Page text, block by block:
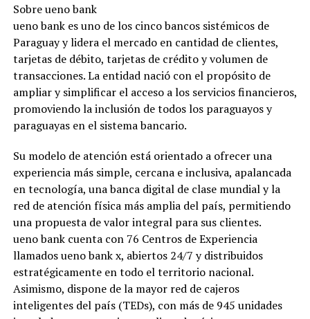
Sobre ueno bank
ueno bank es uno de los cinco bancos sistémicos de
Paraguay y lidera el mercado en cantidad de clientes,
tarjetas de débito, tarjetas de crédito y volumen de
transacciones. La entidad nació con el propósito de
ampliar y simplificar el acceso a los servicios financieros,
promoviendo la inclusión de todos los paraguayos y
paraguayas en el sistema bancario.
Su modelo de atención está orientado a ofrecer una
experiencia más simple, cercana e inclusiva, apalancada
en tecnología, una banca digital de clase mundial y la
red de atención física más amplia del país, permitiendo
una propuesta de valor integral para sus clientes.
ueno bank cuenta con 76 Centros de Experiencia
llamados ueno bank x, abiertos 24/7 y distribuidos
estratégicamente en todo el territorio nacional.
Asimismo, dispone de la mayor red de cajeros
inteligentes del país (TEDs), con más de 945 unidades